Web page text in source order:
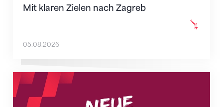
Mit klaren Zielen nach Zagreb
05.08.2026
Neue Empfangszeiten ab 1. August 2026